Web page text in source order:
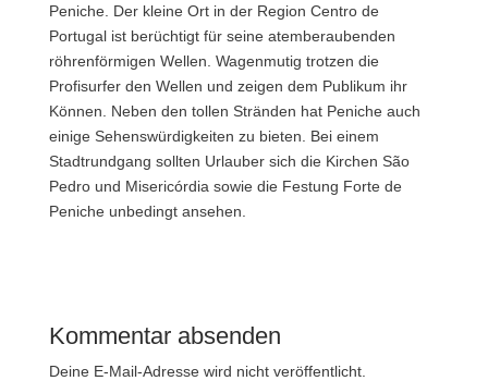
Peniche. Der kleine Ort in der Region Centro de
Portugal ist berüchtigt für seine atemberaubenden
röhrenförmigen Wellen. Wagenmutig trotzen die
Profisurfer den Wellen und zeigen dem Publikum ihr
Können. Neben den tollen Stränden hat Peniche auch
einige Sehenswürdigkeiten zu bieten. Bei einem
Stadtrundgang sollten Urlauber sich die Kirchen São
Pedro und Misericórdia sowie die Festung Forte de
Peniche unbedingt ansehen.
Kommentar absenden
Deine E-Mail-Adresse wird nicht veröffentlicht.